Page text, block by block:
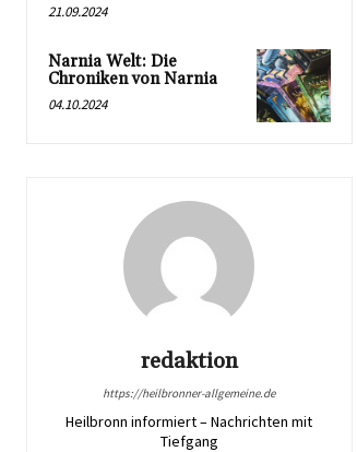
21.09.2024
Narnia Welt: Die
Chroniken von Narnia
04.10.2024
redaktion
https://heilbronner-allgemeine.de
Heilbronn informiert – Nachrichten mit
Tiefgang